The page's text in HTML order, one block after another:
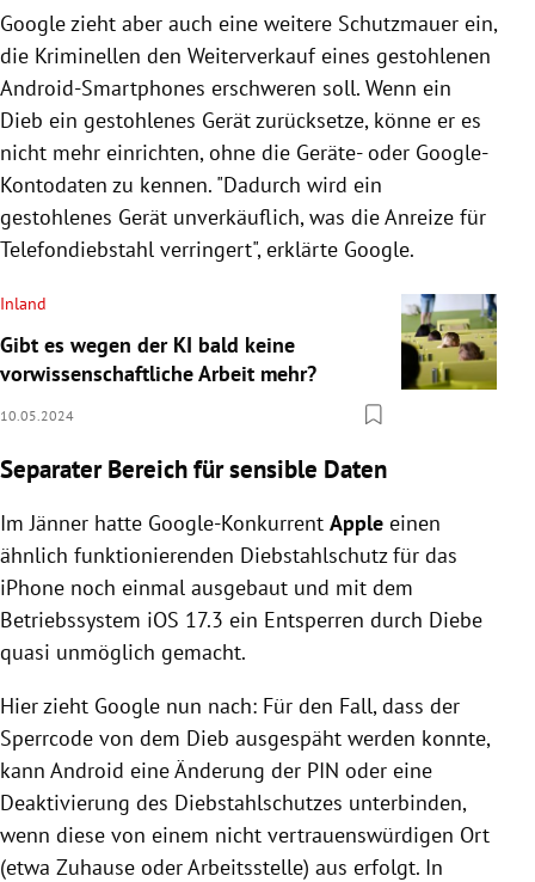
Google zieht aber auch eine weitere Schutzmauer ein,
die Kriminellen den Weiterverkauf eines gestohlenen
Android-Smartphones erschweren soll. Wenn ein
Dieb ein gestohlenes Gerät zurücksetze, könne er es
nicht mehr einrichten, ohne die Geräte- oder Google-
Kontodaten zu kennen. "Dadurch wird ein
gestohlenes Gerät unverkäuflich, was die Anreize für
Telefondiebstahl verringert", erklärte Google.
Inland
Gibt es wegen der KI bald keine
vorwissenschaftliche Arbeit mehr?
10.05.2024
Separater Bereich für sensible Daten
Im Jänner hatte Google-Konkurrent Apple einen
ähnlich funktionierenden Diebstahlschutz für das
iPhone noch einmal ausgebaut und mit dem
Betriebssystem iOS 17.3 ein Entsperren durch Diebe
quasi unmöglich gemacht.
Hier zieht Google nun nach: Für den Fall, dass der
Sperrcode von dem Dieb ausgespäht werden konnte,
kann Android eine Änderung der PIN oder eine
Deaktivierung des Diebstahlschutzes unterbinden,
wenn diese von einem nicht vertrauenswürdigen Ort
(etwa Zuhause oder Arbeitsstelle) aus erfolgt. In